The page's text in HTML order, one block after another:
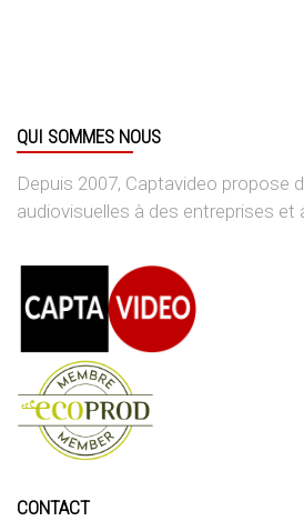
QUI SOMMES NOUS
Depuis 2007, Captavideo propose
audiovisuelles à des entreprises et
CONTACT